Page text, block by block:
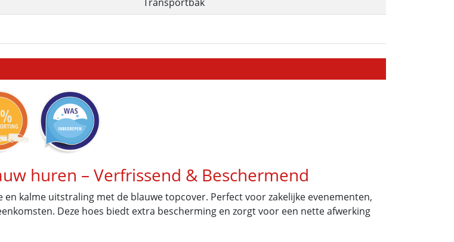
huren – Verfrissend & Beschermend
en kalme uitstraling met de blauwe topcover. Perfect voor zakelijke evenementen,
Deze hoes biedt extra bescherming en zorgt voor een nette afwerking